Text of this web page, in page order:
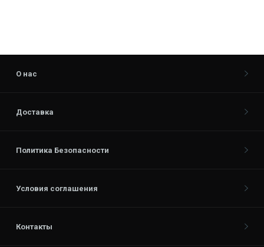
О нас
Доставка
Политика Безопасности
Условия соглашения
Контакты